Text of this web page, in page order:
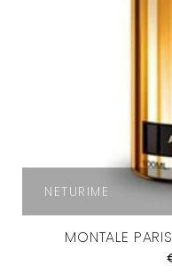
NETURIME
MONTALE